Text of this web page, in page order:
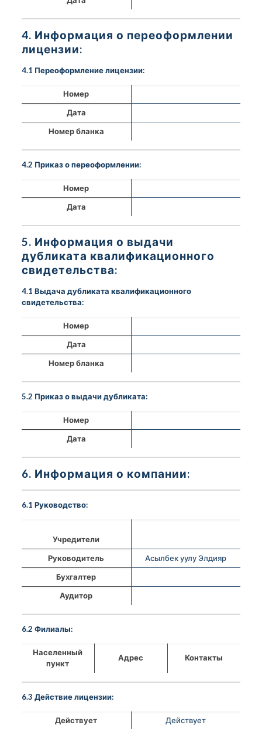
4. Информация о переоформлении
лицензии:
4.1 Переоформление лицензии:
Номер
Дата
Номер бланка
4.2 Приказ о переоформлении:
Номер
Дата
5. Информация о выдачи
дубликата квалификационного
свидетельства:
4.1 Выдача дубликата квалификационного
свидетельства:
Номер
Дата
Номер бланка
5.2 Приказ о выдачи дубликата:
Номер
Дата
6. Информация о компании:
6.1 Руководство:
Учредители
Руководитель
Асылбек уулу Элдияр
Бухгалтер
Аудитор
6.2 Филиалы:
Населенный
пункт
Адрес Контакты
6.3 Действие лицензии:
Действует
Действует